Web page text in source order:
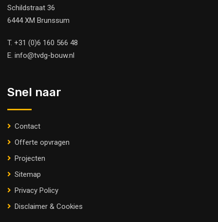
Schildstraat 36
6444 XM Brunssum
T. +31 (0)6 160 566 48
E. info@tvdg-bouw.nl
Snel naar
Contact
Offerte opvragen
Projecten
Sitemap
Privacy Policy
Disclaimer & Cookies